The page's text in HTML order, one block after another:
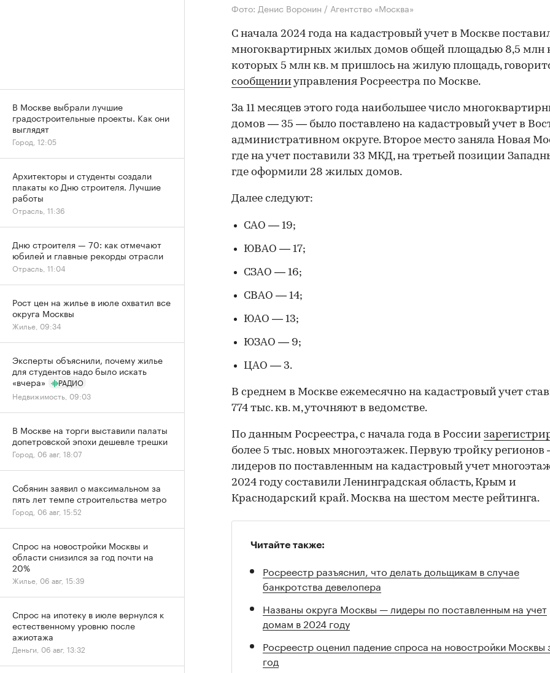
Фото: Денис Воронин / Агентство «Москва»
С начала 2024 года на кадастровый учет в Москве
многоквартирных жилых домов общей площадью 8,5 млн
которых 5 млн кв. м пришлось на жилую площадь,
сообщении управления Росреестра по Москве.
За 11 месяцев этого года наибольшее число
домов — 35 — было поставлено на кадастровый учет в
административном округе. Второе место заняла Новая
где на учет поставили 33 МКД, на третьей позиции
где оформили 28 жилых домов.
Далее следуют:
00:00 / 00:00
САО — 19;
ЮВАО — 17;
СЗАО — 16;
СВАО — 14;
ЮАО — 13;
ЮЗАО — 9;
ЦАО — 3.
В среднем в Москве ежемесячно на кадастровый учет
774 тыс. кв. м, уточняют в ведомстве.
По данным Росреестра, с начала года в России
более 5 тыс. новых многоэтажек. Первую тройку
лидеров по поставленным на кадастровый учет
2024 году составили Ленинградская область, Крым и
Краснодарский край. Москва на шестом месте рейтинга.
Читайте также:
Росреестр разъяснил, что делать дольщикам в случае
банкротства девелопера
Названы округа Москвы — лидеры по поставленным на учет
домам в 2024 году
Росреестр оценил падение спроса на новостройки Москвы
год
В Москве выбрали лучшие
градостроительные проекты. Как они
выглядят
Город, 12:05
Архитекторы и студенты создали
плакаты ко Дню строителя. Лучшие
работы
Отрасль, 11:36
Дню строителя — 70: как отмечают
юбилей и главные рекорды отрасли
Отрасль, 11:04
Рост цен на жилье в июле охватил все
округа Москвы
Жилье, 09:34
Эксперты объяснили, почему жилье
для студентов надо было искать
«вчера»
РАДИО
Недвижимость, 09:03
В Москве на торги выставили палаты
допетровской эпохи дешевле трешки
Город, 06 авг, 18:07
Собянин заявил о максимальном за
пять лет темпе строительства метро
Город, 06 авг, 15:52
Спрос на новостройки Москвы и
области снизился за год почти на
20%
Жилье, 06 авг, 15:39
Спрос на ипотеку в июле вернулся к
естественному уровню после
ажиотажа
Деньги, 06 авг, 13:32